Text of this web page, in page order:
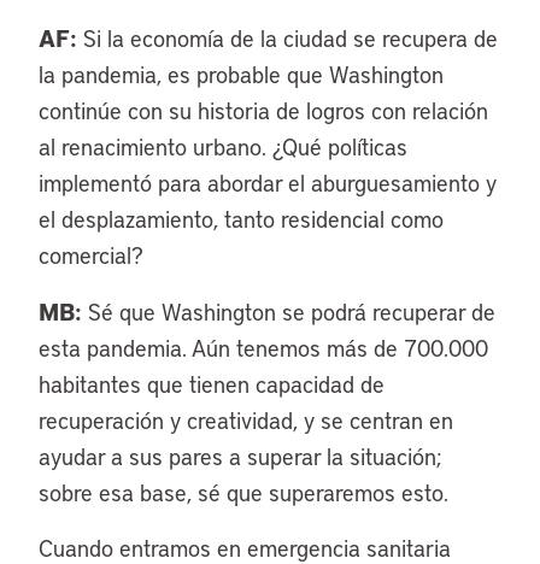
AF: Si la economía de la ciudad se recupera de
la pandemia, es probable que Washington
continúe con su historia de logros con relación
al renacimiento urbano. ¿Qué políticas
implementó para abordar el aburguesamiento y
el desplazamiento, tanto residencial como
comercial?
MB: Sé que Washington se podrá recuperar de
esta pandemia. Aún tenemos más de 700.000
habitantes que tienen capacidad de
recuperación y creatividad, y se centran en
ayudar a sus pares a superar la situación;
sobre esa base, sé que superaremos esto.
Cuando entramos en emergencia sanitaria